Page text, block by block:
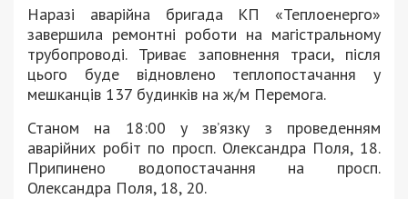
Наразі аварійна бригада КП «Теплоенерго»
завершила ремонтні роботи на магістральному
трубопроводі. Триває заповнення траси, після
цього буде відновлено теплопостачання у
мешканців 137 будинків на ж/м Перемога.
Станом на 18:00 у зв’язку з проведенням
аварійних робіт по просп. Олександра Поля, 18.
Припинено водопостачання на просп.
Олександра Поля, 18, 20.